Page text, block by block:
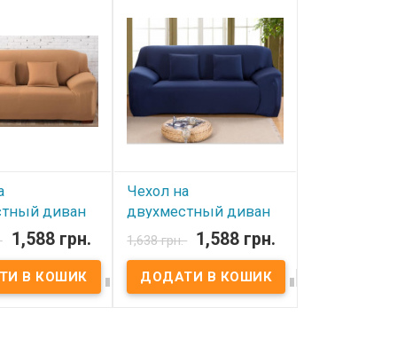
Размер:
Упаковка: ПВХ
резинка по
замша с
микрофибра(замша), 100%
полиэстер. Размер: 195x230
см. Упаковка: ПВХ пакет.
Особенности: Эластичный,
резинка по всему
периметру, замша с
принтом. Дополнительно
Вы можете купить
декоративные наволочки
45x45 см. Производитель:
HomyTex,Украина-Китай
диван
Песочный
1,588 грн.
 
Чехол на
двухместный диван
HomyTex Синий
В наявності
Чехол на диван
1,638 грн. 1,588 грн.
